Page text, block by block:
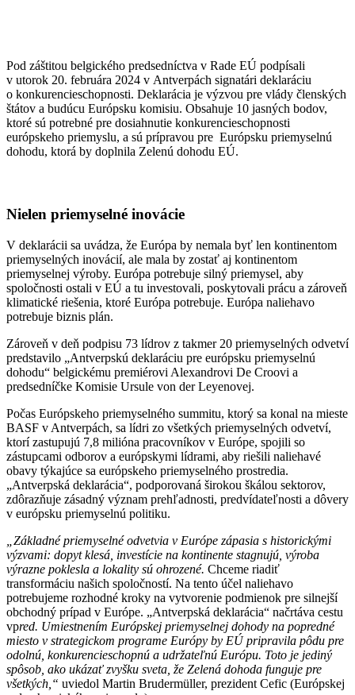
Pod záštitou belgického predsedníctva v Rade EÚ podpísali
v utorok 20. februára 2024 v Antverpách signatári deklaráciu
o konkurencieschopnosti. Deklarácia je výzvou pre vlády členských
štátov a budúcu Európsku komisiu. Obsahuje 10 jasných bodov,
ktoré sú potrebné pre dosiahnutie konkurencieschopnosti
európskeho priemyslu, a sú prípravou pre Európsku priemyselnú
dohodu, ktorá by doplnila Zelenú dohodu EÚ.
Nielen priemyselné inovácie
V deklarácii sa uvádza, že Európa by nemala byť len kontinentom
priemyselných inovácií, ale mala by zostať aj kontinentom
priemyselnej výroby. Európa potrebuje silný priemysel, aby
spoločnosti ostali v EÚ a tu investovali, poskytovali prácu a zároveň
klimatické riešenia, ktoré Európa potrebuje. Európa naliehavo
potrebuje biznis plán.
Zároveň v deň podpisu 73 lídrov z takmer 20 priemyselných odvetví
predstavilo „Antverpskú deklaráciu pre európsku priemyselnú
dohodu“ belgickému premiérovi Alexandrovi De Croovi a
predsedníčke Komisie Ursule von der Leyenovej.
Počas Európskeho priemyselného summitu, ktorý sa konal na mieste
BASF v Antverpách, sa lídri zo všetkých priemyselných odvetví,
ktorí zastupujú 7,8 milióna pracovníkov v Európe, spojili so
zástupcami odborov a európskymi lídrami, aby riešili naliehavé
obavy týkajúce sa európskeho priemyselného prostredia.
„Antverpská deklarácia“, podporovaná širokou škálou sektorov,
zdôrazňuje zásadný význam prehľadnosti, predvídateľnosti a dôvery
v európsku priemyselnú politiku.
„Základné priemyselné odvetvia v Európe zápasia s historickými
výzvami: dopyt klesá, investície na kontinente stagnujú, výroba
výrazne poklesla a lokality sú ohrozené. Chceme riadiť
transformáciu našich spoločností. Na tento účel naliehavo
potrebujeme rozhodné kroky na vytvorenie podmienok pre silnejší
obchodný prípad v Európe. „Antverpská deklarácia“ načrtáva cestu
vpred. Umiestnením Európskej priemyselnej dohody na popredné
miesto v strategickom programe Európy by EÚ pripravila pôdu pre
odolnú, konkurencieschopnú a udržateľnú Európu. Toto je jediný
spôsob, ako ukázať zvyšku sveta, že Zelená dohoda funguje pre
všetkých “ uviedol Martin Brudermüller, prezident Cefic (Európskej